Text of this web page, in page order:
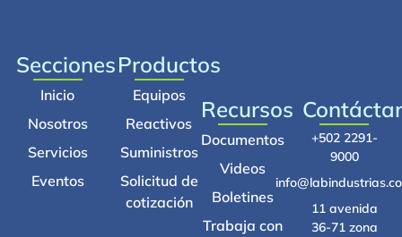
Secciones
Inicio
Nosotros
Servicios
Eventos
Productos
Equipos
Reactivos
Suministros
Solicitud de
cotización
Recursos
Documentos
Videos
Boletines
Trabaja con
+502 2291-
9000
11 avenida
36-71 zona